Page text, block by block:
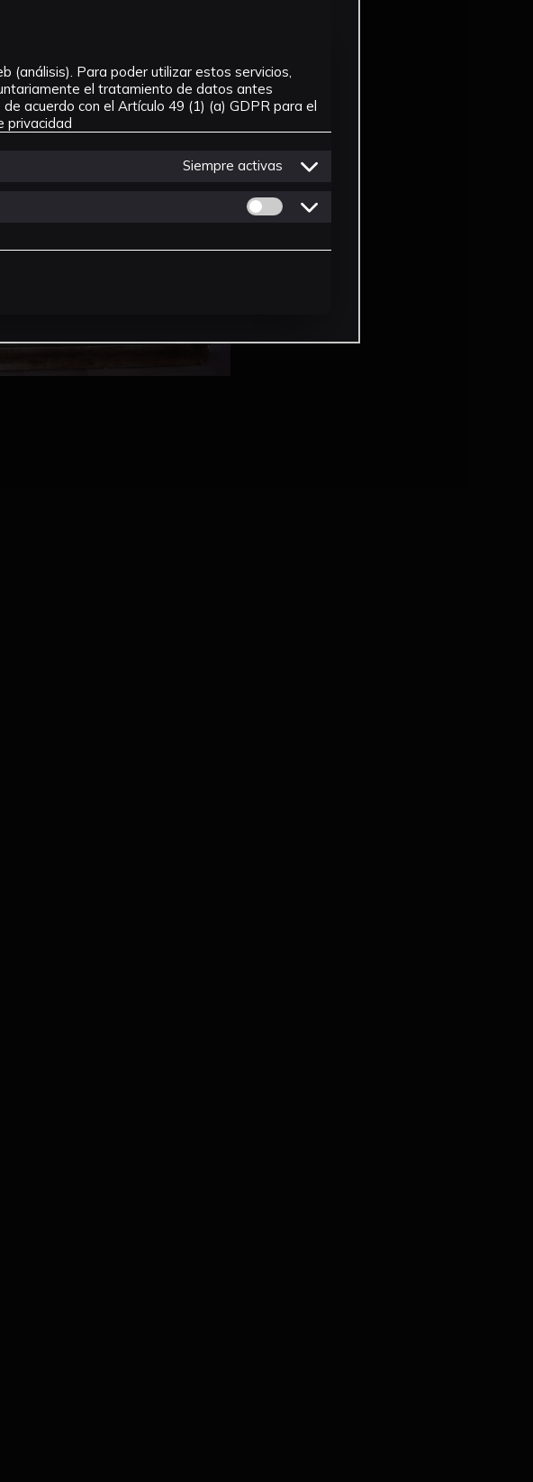
(análisis). Para poder utilizar estos servicios,
el tratamiento de datos antes
acuerdo con el Artículo 49 (1) (a) GDPR para el
privacidad
Siempre activas
Permitir cookies de Personalizacion